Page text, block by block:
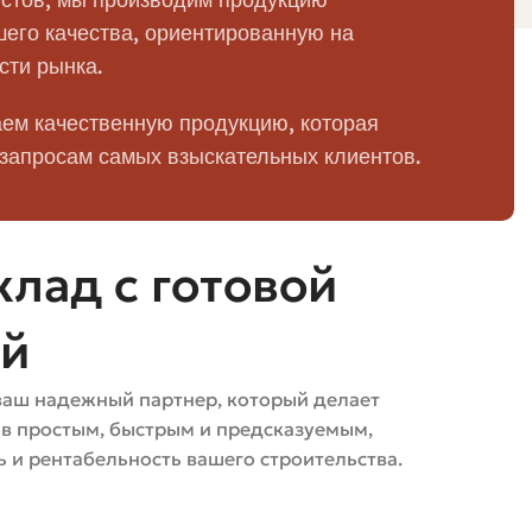
8–20%
смешивание, прессование, выдержка/твердение,
расслоении, погрешностях по размерам или
качества, ориентированную на
рынка.
качественную продукцию, которая
самых взыскательных клиентов.
с готовой
надежный партнер, который делает
простым, быстрым и предсказуемым,
рентабельность вашего строительства.